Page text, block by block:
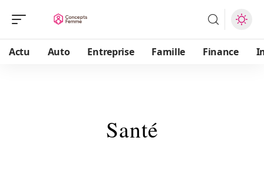
Actu Auto Entreprise Famille Finance
Santé